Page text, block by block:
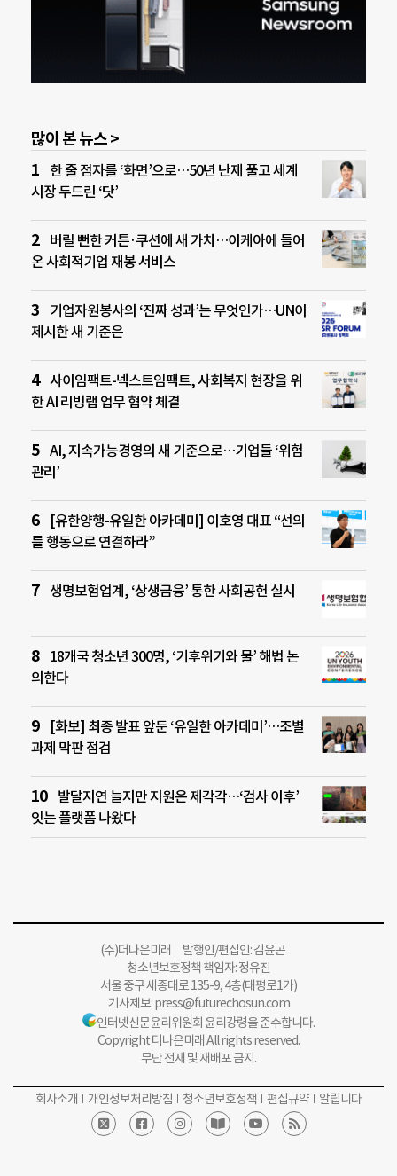
많이 본 뉴스 >
한 줄 점자를 ‘화면’으로…50년 난제 풀고 세계
시장 두드린 ‘닷’
버릴 뻔한 커튼·쿠션에 새 가치…이케아에 들어
온 사회적기업 재봉 서비스
기업자원봉사의 ‘진짜 성과’는 무엇인가…UN이
제시한 새 기준은
사이임팩트-넥스트임팩트, 사회복지 현장을 위
한 AI 리빙랩 업무 협약 체결
AI, 지속가능경영의 새 기준으로…기업들 ‘위험
관리’
[유한양행-유일한 아카데미] 이호영 대표 “선의
를 행동으로 연결하라”
생명보험업계, ‘상생금융’ 통한 사회공헌 실시
18개국 청소년 300명, ‘기후위기와 물’ 해법 논
의한다
[화보] 최종 발표 앞둔 ‘유일한 아카데미’…조별
과제 막판 점검
발달지연 늘지만 지원은 제각각…‘검사 이후’
잇는 플랫폼 나왔다
(주)더나은미래 발행인/편집인: 김윤곤
청소년보호정책 책임자: 정유진
서울 중구 세종대로 135-9, 4층(태평로1가)
기사제보:press@futurechosun.com
인터넷신문윤리위원회 윤리강령을 준수합니다.
Copyright 더나은미래 All rights reserved.
무단 전재 및 재배포 금지.
회사소개 개인정보처리방침 청소년보호정책 편집규약 알립니다